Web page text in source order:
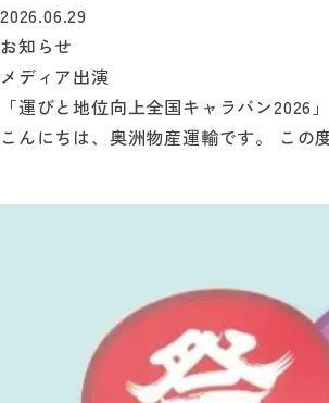
2026.06.29
お知らせ
メディア出演
「運びと地位向上全国キャラバン2026
こんにちは、奥洲物産運輸です。 この